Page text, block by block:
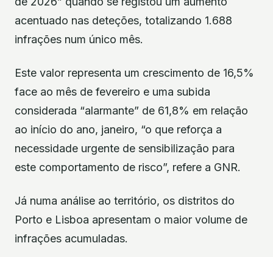
acentuado nas deteções, totalizando 1.688
infrações num único mês.
Este valor representa um crescimento de 16,5%
face ao mês de fevereiro e uma subida
considerada “alarmante” de 61,8% em relação
ao início do ano, janeiro, “o que reforça a
necessidade urgente de sensibilização para
este comportamento de risco”, refere a GNR.
Já numa análise ao território, os distritos do
Porto e Lisboa apresentam o maior volume de
infrações acumuladas.